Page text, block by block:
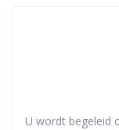
U wordt begeleid